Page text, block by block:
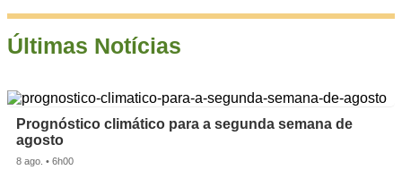
Últimas Notícias
Prognóstico climático para a segunda semana de
agosto
8 ago. • 6h00